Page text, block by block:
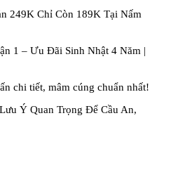
249K Chỉ Còn 189K Tại Nấm
1 – Ưu Đãi Sinh Nhật 4 Năm |
chi tiết, mâm cúng chuẩn nhất!
Ý Quan Trọng Để Cầu An,